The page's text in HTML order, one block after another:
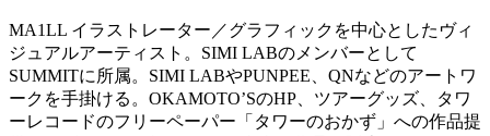
MA1LL イラストレーター／グラフィックを中心としたヴィ
ジュアルアーティスト。SIMI LABのメンバーとして
SUMMITに所属。SIMI LABやPUNPEE、QNなどのアートワ
ークを手掛ける。OKAMOTO’SのHP、ツアーグッズ、タワ
ーレコードのフリーペーパー「タワーのおかず」への作品提